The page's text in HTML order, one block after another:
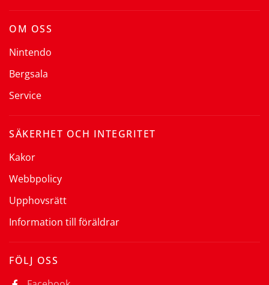
OM OSS
Nintendo
Bergsala
Service
SÄKERHET OCH INTEGRITET
Kakor
Webbpolicy
Upphovsrätt
Information till föräldrar
FÖLJ OSS